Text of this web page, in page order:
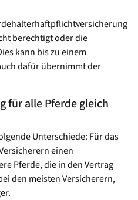
berechtigt oder die
kann bis zu einem
dafür übernimmt der
für alle Pferde gleich
Unterschiede: Für das
einen
Pferde, die in den Vertrag
den meisten Versicherern,